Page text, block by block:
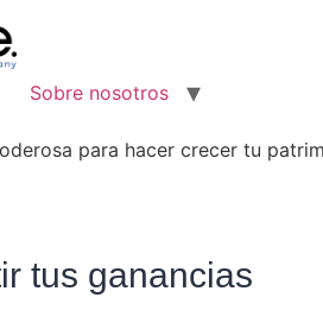
Sobre nosotros
para hacer crecer tu
tus ganancias